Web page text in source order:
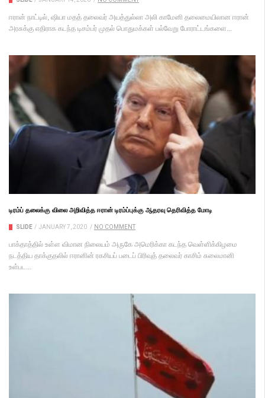
ஈரான் நாட்டில், ஷியா மதத் தலைவர் அயத்துல்லா அலி காமேனி தலைமையிலான ஈரான்
அரசுக்கு எதிராக கடந்த டிசம்பர் முதல் பொதுமக்கள் பல்வேறு போராட்டங்களை...
டிரம்ப் தலைக்கு விலை அறிவித்த ஈரான் டிரம்ப்புக்கு ஆதரவு தெரிவித்த மோடி
SLIDE / JANUARY 7, 2020 / NO COMMENT
பாக்தாத்தில் உள்ள விமான நிலையம் அருகே அமெரிக்கா கடந்த வெள்ளிக்கிழமை
நடத்திய தாக்குதலில் ஈரானின் ரகசியப் படைப் பிரிவுத் தலைவர் காசிம் சுலைமானி
உள்பட...